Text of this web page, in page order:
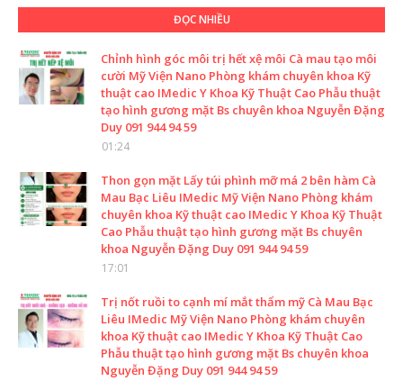
ĐỌC NHIỀU
Chỉnh hình góc môi trị hết xệ môi Cà mau tạo môi
cười Mỹ Viện Nano Phòng khám chuyên khoa Kỹ
thuật cao IMedic Y Khoa Kỹ Thuật Cao Phẫu thuật
tạo hình gương mặt Bs chuyên khoa Nguyễn Đặng
Duy 091 944 94 59
01:24
Thon gọn mặt Lấy túi phình mỡ má 2 bên hàm Cà
Mau Bạc Liêu IMedic Mỹ Viện Nano Phòng khám
chuyên khoa Kỹ thuật cao IMedic Y Khoa Kỹ Thuật
Cao Phẫu thuật tạo hình gương mặt Bs chuyên
khoa Nguyễn Đặng Duy 091 944 94 59
17:01
Trị nốt ruồi to cạnh mí mắt thẩm mỹ Cà Mau Bạc
Liêu IMedic Mỹ Viện Nano Phòng khám chuyên
khoa Kỹ thuật cao IMedic Y Khoa Kỹ Thuật Cao
Phẫu thuật tạo hình gương mặt Bs chuyên khoa
Nguyễn Đặng Duy 091 944 94 59